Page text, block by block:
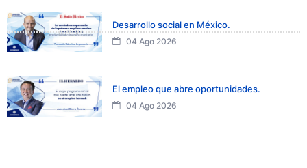
Desarrollo social en México.
04 Ago 2026
El empleo que abre oportunidades.
04 Ago 2026